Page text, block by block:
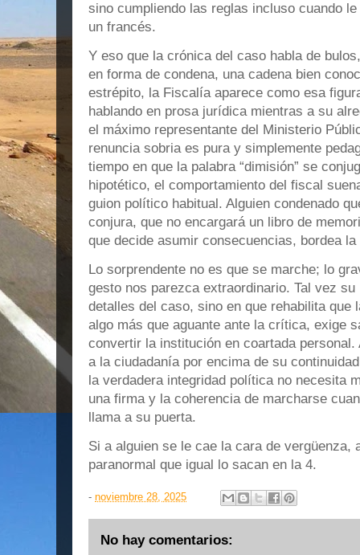
sino cumpliendo las reglas incluso cuando
un francés.
Y eso que la crónica del caso habla de
en forma de condena, una cadena bien
estrépito, la Fiscalía aparece como esa
hablando en prosa jurídica mientras a su
el máximo representante del Ministerio
renuncia sobria es pura y simplemente
tiempo en que la palabra “dimisión” se
hipotético, el comportamiento del fiscal
guion político habitual. Alguien condenado
conjura, que no encargará un libro de
que decide asumir consecuencias, bordea
Lo sorprendente no es que se marche; lo
gesto nos parezca extraordinario. Tal vez
detalles del caso, sino en que rehabilita que
algo más que aguante ante la crítica, exige
convertir la institución en coartada
a la ciudadanía por encima de su
la verdadera integridad política no necesita
una firma y la coherencia de marcharse
llama a su puerta.
Si a alguien se le cae la cara de vergüenza,
paranormal que igual lo sacan en la 4.
- noviembre 28, 2025
No hay comentarios: